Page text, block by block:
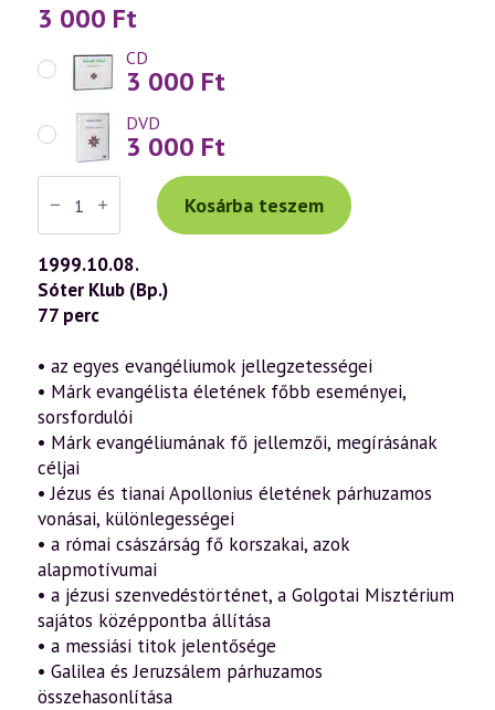
3 000 Ft
CD
3 000 Ft
DVD
3 000 Ft
Váradi
Tibor
előadás
(113)
—
Márk
evangéliuma
a
szellemtudomány
1.
rész
(1999.10.08.)
mennyiség
Kosárba teszem
1999.10.08.
Sóter Klub (Bp.)
77 perc
• az egyes evangéliumok jellegzetességei
• Márk evangélista életének főbb eseményei,
sorsfordulói
• Márk evangéliumának fő jellemzői, megírásának
céljai
• Jézus és tianai Apollonius életének párhuzamos
vonásai, különlegességei
• a római császárság fő korszakai, azok
alapmotívumai
• a jézusi szenvedéstörténet, a Golgotai Misztérium
sajátos középpontba állítása
• a messiási titok jelentősége
• Galilea és Jeruzsálem párhuzamos
összehasonlítása